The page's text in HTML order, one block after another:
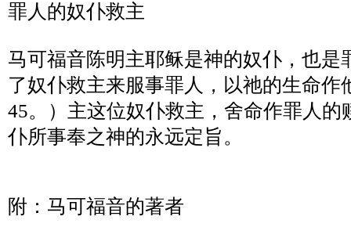
罪人的奴仆救主
马可福音陈明主耶稣是神的奴仆，也是
了奴仆救主来服事罪人，以祂的生命作
45。）主这位奴仆救主，舍命作罪人的
仆所事奉之神的永远定旨。
附：马可福音的著者